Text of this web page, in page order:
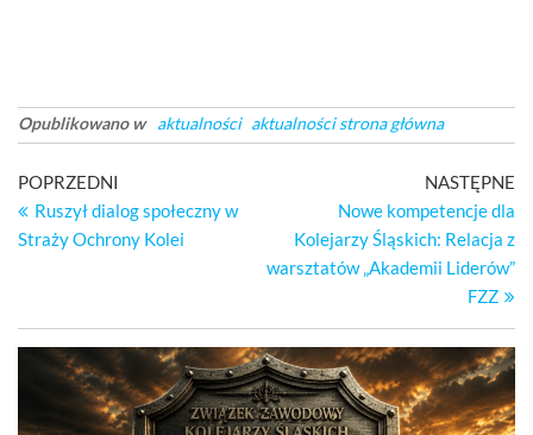
Opublikowano w aktualności aktualności strona główna
Nawigacja
wpisu
Poprzedni
wpis
POPRZEDNI
Ruszył dialog społeczny w
Straży Ochrony Kolei
NASTĘPNE
Nowe kompetencje dla
Kolejarzy Śląskich: Relacja z
warsztatów „Akademii Liderów”
FZZ